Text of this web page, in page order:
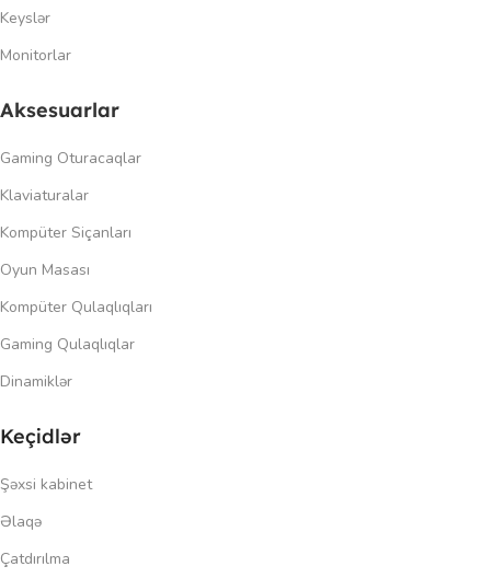
Keyslər
Monitorlar
Aksesuarlar
Gaming Oturacaqlar
Klaviaturalar
Kompüter Siçanları
Oyun Masası
Kompüter Qulaqlıqları
Gaming Qulaqlıqlar
Dinamiklər
Keçidlər
Şəxsi kabinet
Əlaqə
Çatdırılma